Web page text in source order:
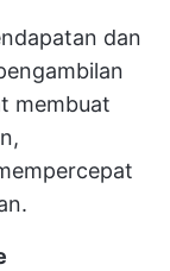
dan
membuat